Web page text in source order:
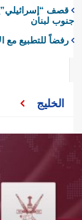
قصف
جنوب لبنان
رفضاً للتطبيع مع
الخليج